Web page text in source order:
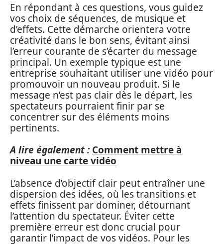
En répondant à ces questions, vous guidez
vos choix de séquences, de musique et
d’effets. Cette démarche orientera votre
créativité dans le bon sens, évitant ainsi
l’erreur courante de s’écarter du message
principal. Un exemple typique est une
entreprise souhaitant utiliser une vidéo pour
promouvoir un nouveau produit. Si le
message n’est pas clair dès le départ, les
spectateurs pourraient finir par se
concentrer sur des éléments moins
pertinents.
A lire également : Comment mettre à
niveau une carte vidéo
L’absence d’objectif clair peut entraîner une
dispersion des idées, où les transitions et
effets finissent par dominer, détournant
l’attention du spectateur. Éviter cette
première erreur est donc crucial pour
garantir l’impact de vos vidéos. Pour les